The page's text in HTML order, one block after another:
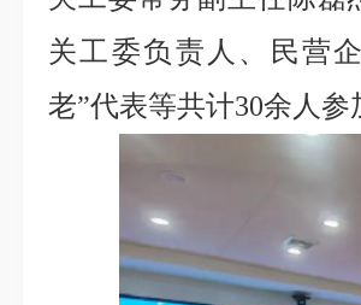
关工委负责人、民营
老”代表等共计30余人参